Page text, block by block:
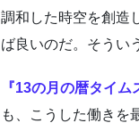
調和した時空を創造
ば良いのだ。そうい
『13の月の暦タイ
も、こうした働きを